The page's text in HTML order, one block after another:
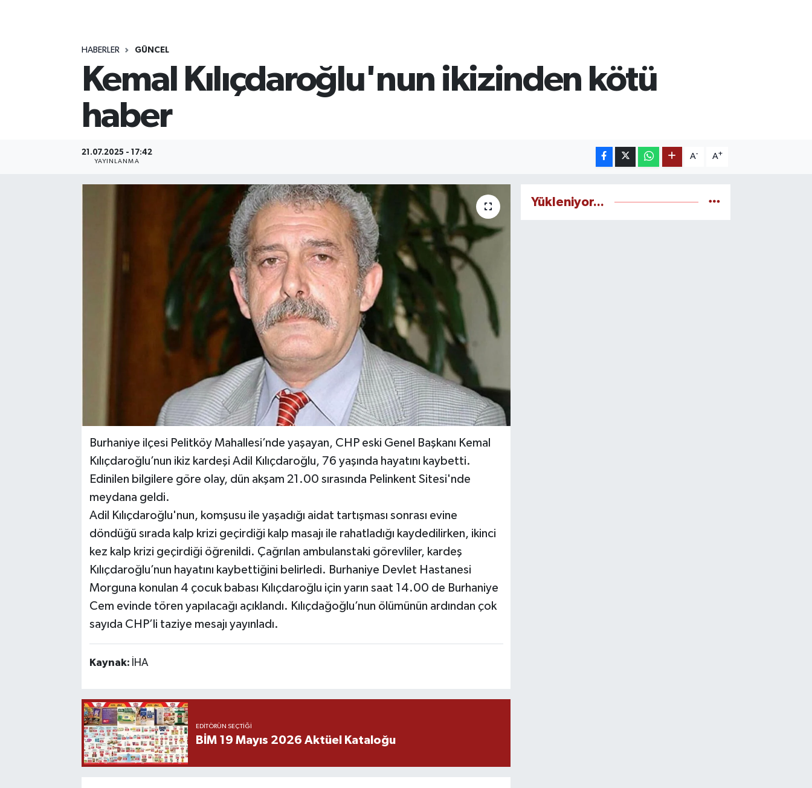
HABERLER GÜNCEL
Kemal Kılıçdaroğlu'nun ikizinden kötü
haber
21.07.2025 - 17:42
YAYINLANMA
A- A+
Burhaniye ilçesi Pelitköy Mahallesi’nde yaşayan, CHP eski Genel Başkanı Kemal
Kılıçdaroğlu’nun ikiz kardeşi Adil Kılıçdaroğlu, 76 yaşında hayatını kaybetti.
Edinilen bilgilere göre olay, dün akşam 21.00 sırasında Pelinkent Sitesi'nde
meydana geldi.
Adil Kılıçdaroğlu'nun, komşusu ile yaşadığı aidat tartışması sonrası evine
döndüğü sırada kalp krizi geçirdiği kalp masajı ile rahatladığı kaydedilirken, ikinci
kez kalp krizi geçirdiği öğrenildi. Çağrılan ambulanstaki görevliler, kardeş
Kılıçdaroğlu’nun hayatını kaybettiğini belirledi. Burhaniye Devlet Hastanesi
Morguna konulan 4 çocuk babası Kılıçdaroğlu için yarın saat 14.00 de Burhaniye
Cem evinde tören yapılacağı açıklandı. Kılıçdağoğlu’nun ölümünün ardından çok
sayıda CHP’li taziye mesajı yayınladı.
Kaynak: İHA
EDITÖRÜN SEÇTIĞI
BİM 19 Mayıs 2026 Aktüel Kataloğu
Yükleniyor...
ÖZEL HABER
RESMİ İLANLAR